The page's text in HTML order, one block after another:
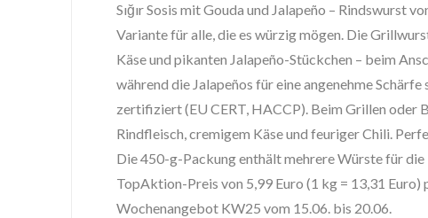
Sığır Sosis mit Gouda und Jalapeño – Rindswurst
Variante für alle, die es würzig mögen. Die
Käse und pikanten Jalapeño-Stückchen – beim
während die Jalapeños für eine angenehme
zertifiziert (EU CERT, HACCP). Beim Grillen oder
Rindfleisch, cremigem Käse und feuriger Chili.
Die 450-g-Packung enthält mehrere Würste für
TopAktion-Preis von 5,99 Euro (1 kg = 13,31
Wochenangebot KW25 vom 15.06. bis 20.06.